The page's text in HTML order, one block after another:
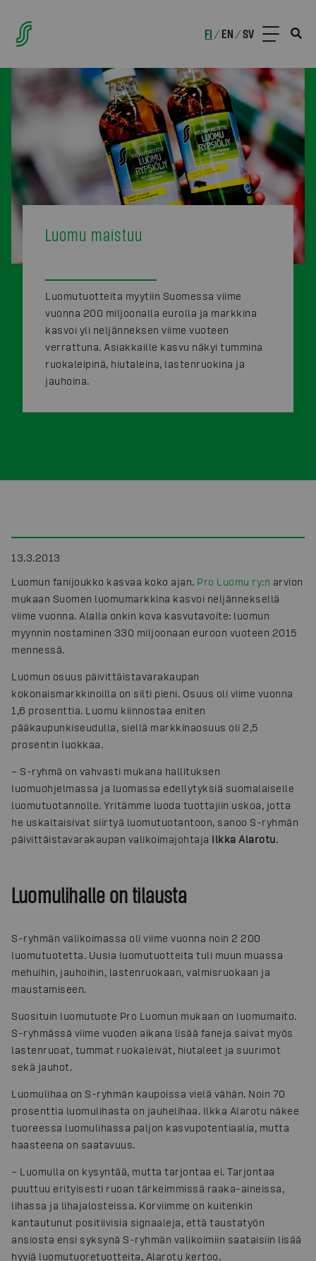
FI /EN /SV
Luomu maistuu
Luomutuotteita myytiin Suomessa viime
vuonna 200 miljoonalla eurolla ja markkina
kasvoi yli neljänneksen viime vuoteen
verrattuna. Asiakkaille kasvu näkyi tummina
ruokaleipinä, hiutaleina, lastenruokina ja
jauhoina.
13.3.2013
Luomun fanijoukko kasvaa koko ajan. Pro Luomu ry:n arvion
mukaan Suomen luomumarkkina kasvoi neljänneksellä
viime vuonna. Alalla onkin kova kasvutavoite: luomun
myynnin nostaminen 330 miljoonaan euroon vuoteen 2015
mennessä.
Luomun osuus päivittäistavarakaupan
kokonaismarkkinoilla on silti pieni. Osuus oli viime vuonna
1,6 prosenttia. Luomu kiinnostaa eniten
pääkaupunkiseudulla, siellä markkinaosuus oli 2,5
prosentin luokkaa.
– S-ryhmä on vahvasti mukana hallituksen
luomuohjelmassa ja luomassa edellytyksiä suomalaiselle
luomutuotannolle. Yritämme luoda tuottajiin uskoa, jotta
he uskaltaisivat siirtyä luomutuotantoon, sanoo S-ryhmän
päivittäistavarakaupan valikoimajohtaja Ilkka Alarotu.
Luomulihalle on tilausta
S-ryhmän valikoimassa oli viime vuonna noin 2 200
luomutuotetta. Uusia luomutuotteita tuli muun muassa
mehuihin, jauhoihin, lastenruokaan, valmisruokaan ja
maustamiseen.
Suosituin luomutuote Pro Luomun mukaan on luomumaito.
S-ryhmässä viime vuoden aikana lisää faneja saivat myös
lastenruoat, tummat ruokaleivät, hiutaleet ja suurimot
sekä jauhot.
Luomulihaa on S-ryhmän kaupoissa vielä vähän. Noin 70
prosenttia luomulihasta on jauhelihaa. Ilkka Alarotu näkee
tuoreessa luomulihassa paljon kasvupotentiaalia, mutta
haasteena on saatavuus.
– Luomulla on kysyntää, mutta tarjontaa ei. Tarjontaa
puuttuu erityisesti ruoan tärkeimmissä raaka-aineissa,
lihassa ja lihajalosteissa. Korviimme on kuitenkin
kantautunut positiivisia signaaleja, että taustatyön
ansiosta ensi syksynä S-ryhmän valikoimiin saataisiin lisää
hyviä luomutuoretuotteita, Alarotu kertoo.